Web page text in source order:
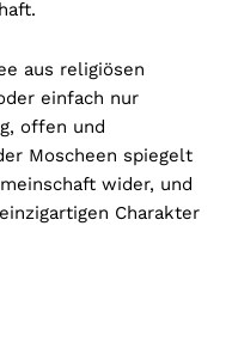
aus religiösen
einfach nur
offen und
Moscheen spiegelt
wider, und
Charakter